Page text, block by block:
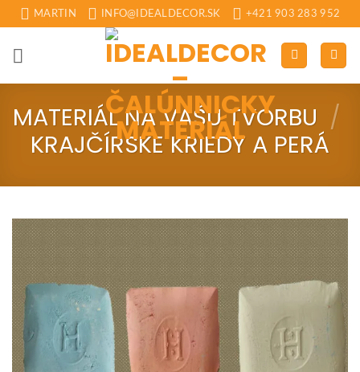
Skip
to
content
MARTIN INFO@IDEALDECOR.SK +421 903 283 952
MATERIÁL NA VAŠU TVORBU /
KRAJČÍRSKE KRIEDY A PERÁ